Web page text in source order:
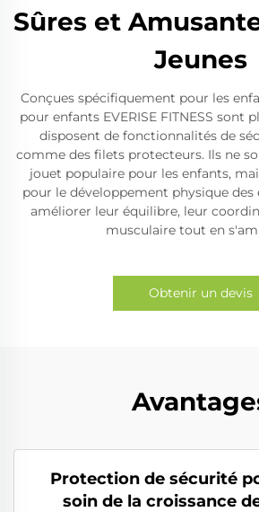
Sûres et
Jeunes
Conçues spécifiquement pour les
pour enfants EVERISE FITNESS sont
disposent de fonctionnalités de
comme des filets protecteurs. Ils ne
jouet populaire pour les enfants,
pour le développement physique des
améliorer leur équilibre, leur
musculaire tout en
Obtenir un devis
Protection de sécurité
soin de la croissance